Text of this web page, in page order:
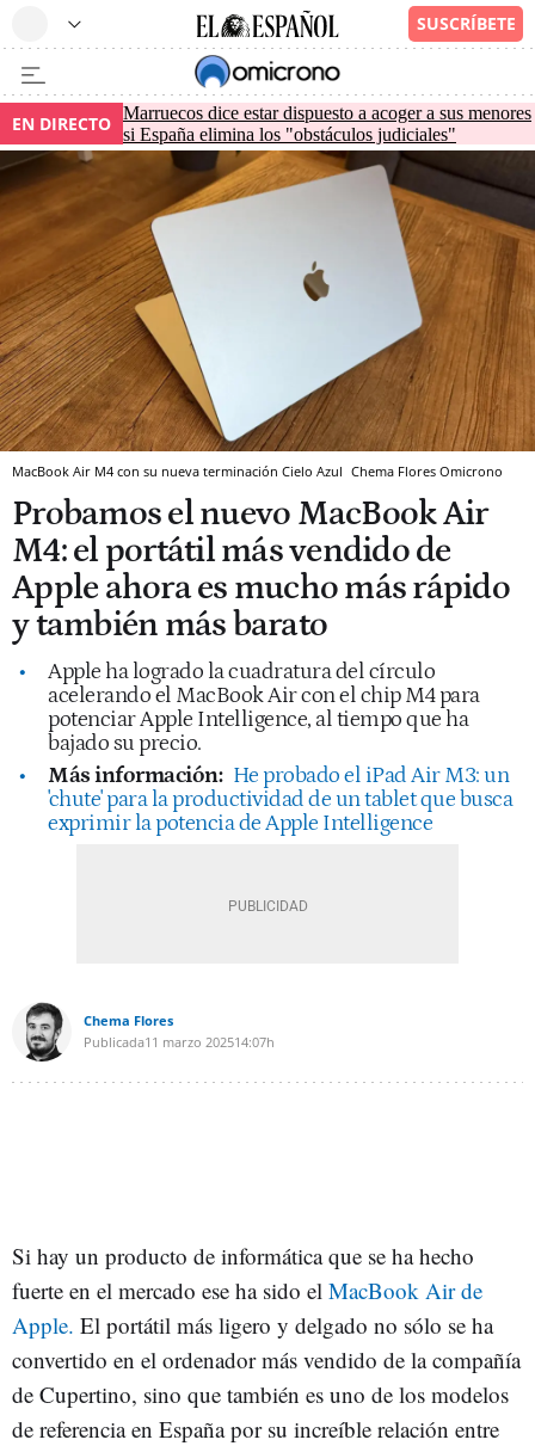
EN DIRECTO Marruecos dice estar dispuesto a acoger a sus menores
si España elimina los "obstáculos judiciales"
MacBook Air M4 con su nueva terminación Cielo Azul Chema Flores Omicrono
Probamos el nuevo MacBook Air
M4: el portátil más vendido de
Apple ahora es mucho más rápido
y también más barato
Apple ha logrado la cuadratura del círculo
acelerando el MacBook Air con el chip M4 para
potenciar Apple Intelligence, al tiempo que ha
bajado su precio.
Más información: He probado el iPad Air M3: un
'chute' para la productividad de un tablet que busca
exprimir la potencia de Apple Intelligence
Chema Flores
Publicada11 marzo 202514:07h
Si hay un producto de informática que se ha hecho
fuerte en el mercado ese ha sido el MacBook Air de
Apple. El portátil más ligero y delgado no sólo se ha
convertido en el ordenador más vendido de la compañía
de Cupertino, sino que también es uno de los modelos
de referencia en España por su increíble relación entre